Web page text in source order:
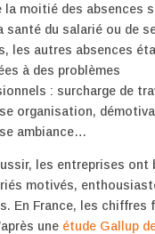
la moitié des absences
santé du salarié ou de
les autres absences
à des problèmes
: surcharge de
organisation,
ambiance…
les entreprises ont
motivés,
En France, les chiffres
une étude Gallup